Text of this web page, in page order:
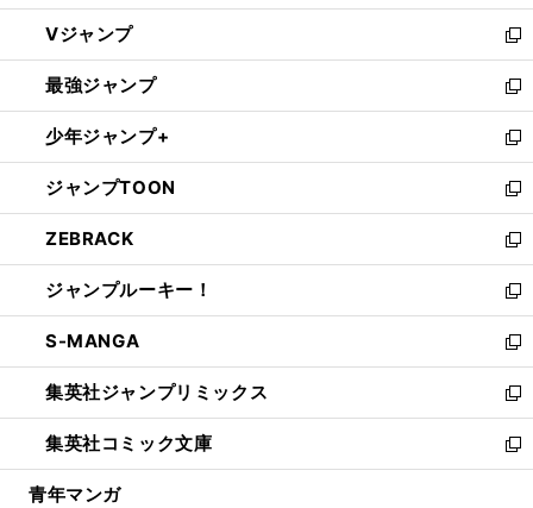
ウ
ィ
ン
ド
ウ
で
開
く
し
い
ウ
ィ
ン
ド
ウ
で
開
く
Vジャンプ
新
し
い
ウ
ィ
ン
ド
ウ
で
開
く
最強ジャンプ
新
し
い
ウ
ィ
ン
ド
ウ
で
開
く
少年ジャンプ+
新
し
い
ウ
ィ
ン
ド
ウ
で
開
く
ジャンプTOON
新
し
い
ウ
ィ
ン
ド
ウ
で
開
く
ZEBRACK
新
し
い
ウ
ィ
ン
ド
ウ
で
開
ジャンプルーキー！
新
し
い
ウ
ィ
ン
ド
ウ
S-MANGA
新
し
い
ウ
ィ
ン
集英社ジャンプリミックス
新
し
い
ウ
集英社コミック文庫
新
し
青年マンガ